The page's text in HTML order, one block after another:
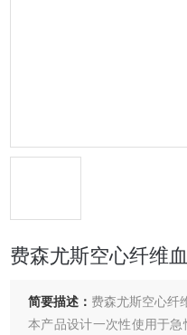
费森尤斯空心纤维
简要描述： 费森尤斯空心纤
本产品设计一次性使用于